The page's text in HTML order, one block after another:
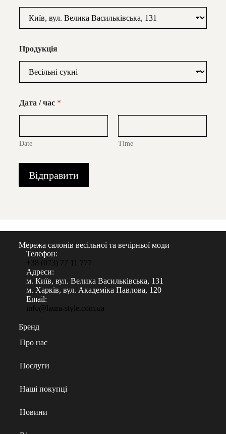
Продукція
Дата / час *
Date Time
Відправити
Мережа салонів весільної та вечірньої моди
Телефон:
+38 (073) 77 11 777
Адреси:
м. Київ, вул. Велика Васильківська, 131
м. Харків, вул. Академіка Павлова, 120
Email:
info@laura-style.com.ua
Бренд
Про нас
Послуги
Наші покупці
Новини